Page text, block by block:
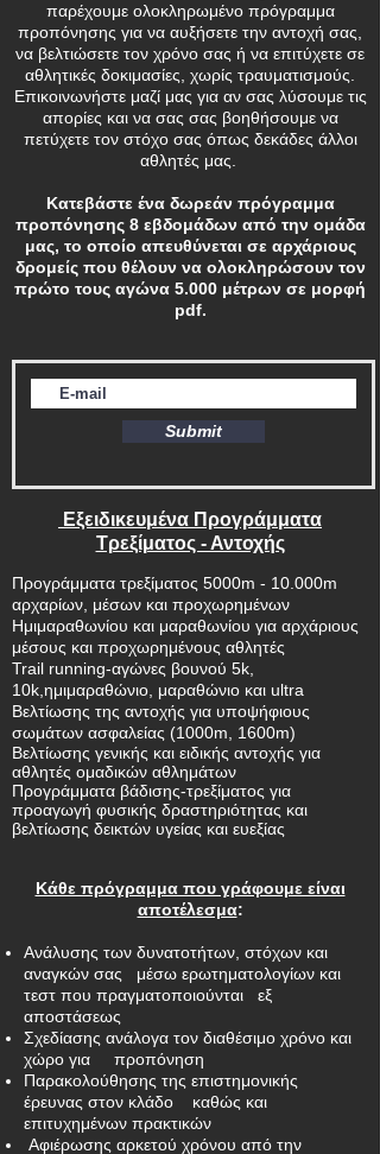
παρέχουμε ολοκληρωμένο πρόγραμμα
προπόνησης για να αυξήσετε την αντοχή σας,
να βελτιώσετε τον χρόνο σας ή να επιτύχετε σε
αθλητικές δοκιμασίες, χωρίς τραυματισμούς.
Επικοινωνήστε μαζί μας για αν σας λύσουμε τις
απορίες και να σας σας βοηθήσουμε να
πετύχετε τον στόχο σας όπως δεκάδες άλλοι
αθλητές μας.
Κατεβάστε ένα δωρεάν πρόγραμμα
προπόνησης 8 εβδομάδων από την ομάδα
μας, το οποίο απευθύνεται σε αρχάριους
δρομείς που θέλουν να ολοκληρώσουν τον
πρώτο τους αγώνα 5.000 μέτρων σε μορφή
pdf.
Submit
Εξειδικευμένα Προγράμματα
Τρεξίματος - Αντοχής
Προγράμματα τρεξίματος 5000m - 10.000m
αρχαρίων, μέσων και προχωρημένων
Ημιμαραθωνίου και μαραθωνίου για αρχάριους
μέσους και προχωρημένους αθλητές
Trail running-αγώνες βουνού 5k,
10k,ημιμαραθώνιο, μαραθώνιο και ultra
Βελτίωσης της αντοχής για υποψήφιους
σωμάτων ασφαλείας (1000m, 1600m)
Βελτίωσης γενικής και ειδικής αντοχής για
αθλητές ομαδικών αθλημάτων
Προγράμματα βάδισης-τρεξίματος για
προαγωγή φυσικής δραστηριότητας και
βελτίωσης δεικτών υγείας και ευεξίας
Κάθε πρόγραμμα που γράφουμε είναι
αποτέλεσμα:
Ανάλυσης των δυνατοτήτων, στόχων και
αναγκών σας μέσω ερωτηματολογίων και
τεστ που πραγματοποιούνται εξ
αποστάσεως
Σχεδίασης ανάλογα τον διαθέσιμο χρόνο και
χώρο για προπόνηση
Παρακολούθησης της επιστημονικής
έρευνας στον κλάδο καθώς και
επιτυχημένων πρακτικών
Αφιέρωσης αρκετού χρόνου από την